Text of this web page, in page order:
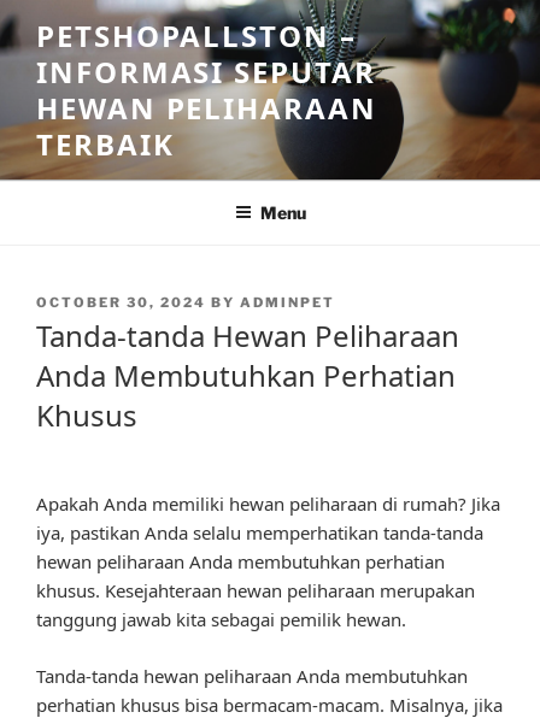
Skip
to
content
PETSHOPALLSTON –
INFORMASI SEPUTAR
HEWAN PELIHARAAN
TERBAIK
Menu
POSTED
OCTOBER 30, 2024 BY ADMINPET
Tanda-tanda Hewan Peliharaan
Anda Membutuhkan Perhatian
Khusus
Apakah Anda memiliki hewan peliharaan di rumah? Jika
iya, pastikan Anda selalu memperhatikan tanda-tanda
hewan peliharaan Anda membutuhkan perhatian
khusus. Kesejahteraan hewan peliharaan merupakan
tanggung jawab kita sebagai pemilik hewan.
Tanda-tanda hewan peliharaan Anda membutuhkan
perhatian khusus bisa bermacam-macam. Misalnya, jika